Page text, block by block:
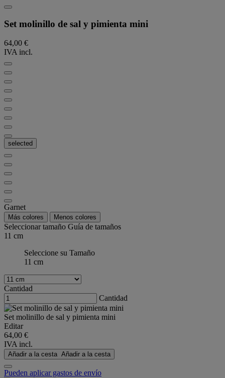
Set molinillo de sal y pimienta mini
64,00 €
IVA incl.
selected
Garnet
Más colores Menos colores
Seleccionar tamaño Guía de tamaños
11 cm
Seleccione su Tamaño
11 cm
Cantidad
Cantidad
Set molinillo de sal y pimienta mini
Editar
64,00 €
IVA incl.
Añadir a la cesta Añadir a la cesta
Pueden aplicar gastos de envío